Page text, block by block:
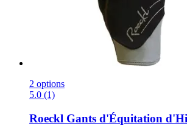
2 options
5.0 (1)
Roeckl Gants d'Équitation